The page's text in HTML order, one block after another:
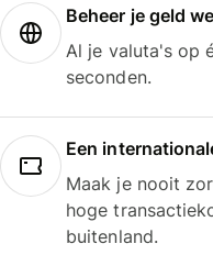
Beheer je geld
Al je valuta's op
seconden.
Een
Maak je nooit
hoge
buitenland.